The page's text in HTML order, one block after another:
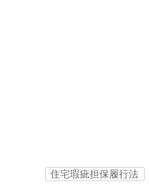
住宅瑕疵担保履行法